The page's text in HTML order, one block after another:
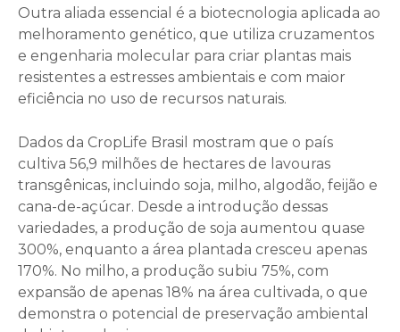
Outra aliada essencial é a biotecnologia aplicada ao
melhoramento genético, que utiliza cruzamentos
e engenharia molecular para criar plantas mais
resistentes a estresses ambientais e com maior
eficiência no uso de recursos naturais.
Dados da CropLife Brasil mostram que o país
cultiva 56,9 milhões de hectares de lavouras
transgênicas, incluindo soja, milho, algodão, feijão e
cana-de-açúcar. Desde a introdução dessas
variedades, a produção de soja aumentou quase
300%, enquanto a área plantada cresceu apenas
170%. No milho, a produção subiu 75%, com
expansão de apenas 18% na área cultivada, o que
demonstra o potencial de preservação ambiental